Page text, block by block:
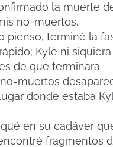
la muerte
no-muertos.
pienso, terminé la
Kyle ni
de que terminara.
muertos
donde estaba
en su cadáver
fragmentos